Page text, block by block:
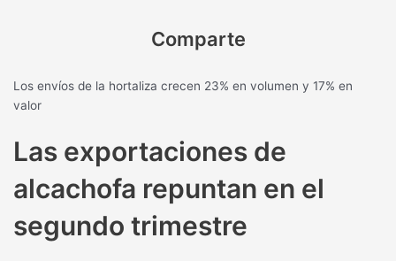
Comparte
Los envíos de la hortaliza crecen 23% en volumen y 17% en
valor
Las exportaciones de
alcachofa repuntan en el
segundo trimestre